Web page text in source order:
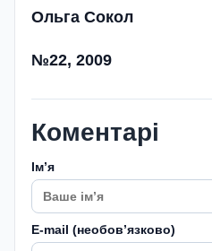
Ольга Сокол
№22, 2009
Коментарі
Імʼя
E-mail (необовʼязково)